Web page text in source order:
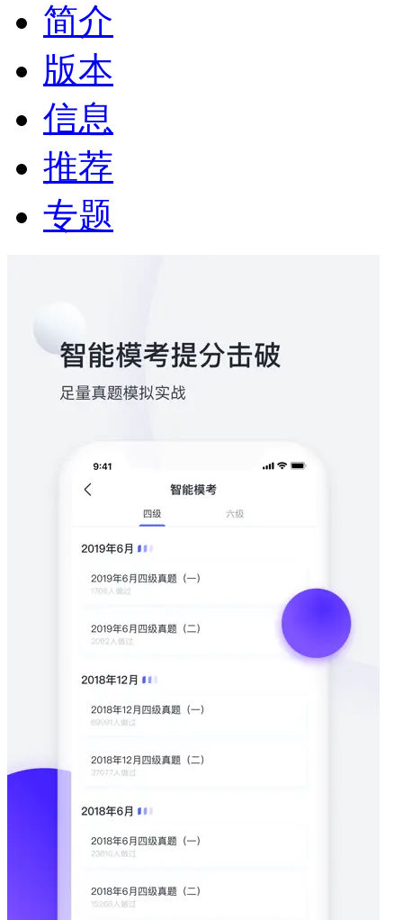
简介
版本
信息
推荐
专题